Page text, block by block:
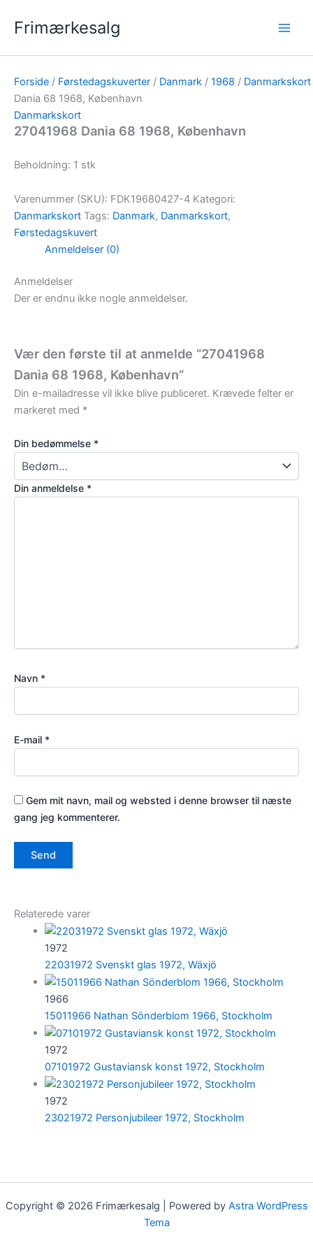
Frimærkesalg
Forside / Førstedagskuverter / Danmark / 1968 / Danmarkskort
Dania 68 1968, København
Danmarkskort
27041968 Dania 68 1968, København
Beholdning: 1 stk
Varenummer (SKU): FDK19680427-4 Kategori:
Danmarkskort Tags: Danmark, Danmarkskort,
Førstedagskuvert
Anmeldelser (0)
Anmeldelser
Der er endnu ikke nogle anmeldelser.
Vær den første til at anmelde “27041968
Dania 68 1968, København”
Din e-mailadresse vil ikke blive publiceret. Krævede felter er
markeret med *
Din bedømmelse *
Din anmeldelse *
Navn *
E-mail *
Gem mit navn, mail og websted i denne browser til næste
gang jeg kommenterer.
Relaterede varer
1972
22031972 Svenskt glas 1972, Wäxjö
1966
15011966 Nathan Sönderblom 1966, Stockholm
1972
07101972 Gustaviansk konst 1972, Stockholm
1972
23021972 Personjubileer 1972, Stockholm
Copyright © 2026 Frimærkesalg | Powered by Astra WordPress
Tema